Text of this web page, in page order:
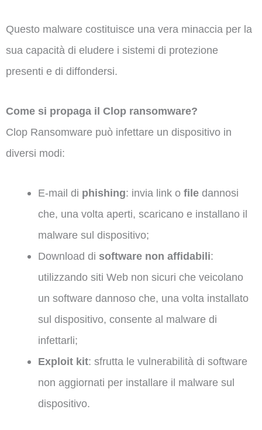
Questo malware costituisce una vera minaccia per la
sua capacità di eludere i sistemi di protezione
presenti e di diffondersi.
Come si propaga il Clop ransomware?
Clop Ransomware può infettare un dispositivo in
diversi modi:
E-mail di phishing: invia link o file dannosi
che, una volta aperti, scaricano e installano il
malware sul dispositivo;
Download di software non affidabili:
utilizzando siti Web non sicuri che veicolano
un software dannoso che, una volta installato
sul dispositivo, consente al malware di
infettarli;
Exploit kit: sfrutta le vulnerabilità di software
non aggiornati per installare il malware sul
dispositivo.